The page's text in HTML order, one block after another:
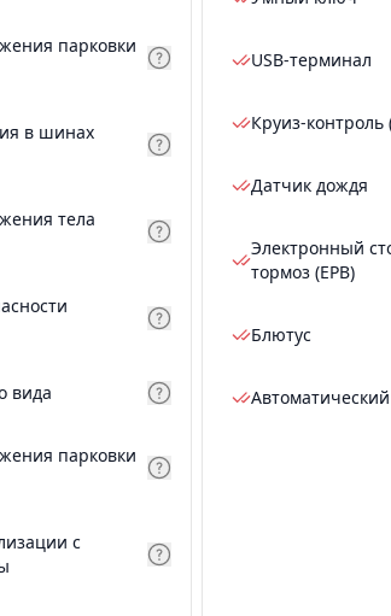
парковки
в шинах
тела
вида
парковки
с
USB-терминал
Круиз-
Датчик дождя
Электронный
тормоз (EPB)
Блютус